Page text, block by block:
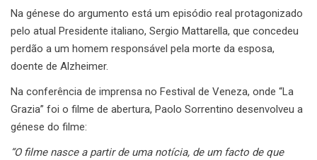
Na génese do argumento está um episódio real protagonizado
pelo atual Presidente italiano, Sergio Mattarella, que concedeu
perdão a um homem responsável pela morte da esposa,
doente de Alzheimer.
Na conferência de imprensa no Festival de Veneza, onde “La
Grazia” foi o filme de abertura, Paolo Sorrentino desenvolveu a
génese do filme:
“O filme nasce a partir de uma notícia, de um facto de que